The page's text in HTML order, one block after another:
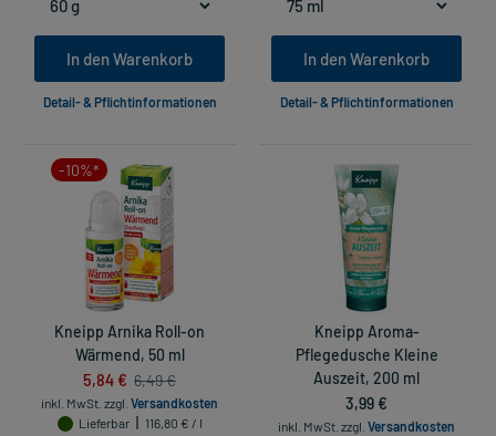
In den Warenkorb
Detail- & Pflichtinformationen
In den Warenkorb
Detail- & Pflichtinformationen
-10%*
Kneipp Arnika Roll-on
Wärmend, 50 ml
5,84 € 6,49 €
inkl. MwSt. zzgl. Versandkosten
Lieferbar
116,80 € / l
Kneipp Aroma-
Pflegedusche Kleine
Auszeit, 200 ml
3,99 €
inkl. MwSt. zzgl. Versandkosten